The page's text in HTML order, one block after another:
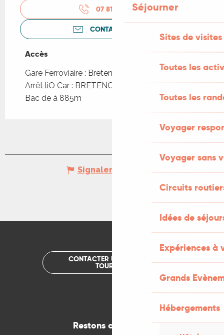
Séjourner
Sites de visites
Toutes les
Toutes les
Voyager
Voyager sans
Circuits
Idées de
Expériences à
Grands
Hébergements
07 81 47 53▒▒
CONTACTEZ-NOUS
Accès
Accès
Gare Ferroviaire : Bretenoux-Biars à 3km
Arrêt liO Car : BRETENOUX - Bourg Parking
Bac de à 885m
Signaler une erreur
CONTACTER UN OFFICE DE
TOURISME
Restons connectés